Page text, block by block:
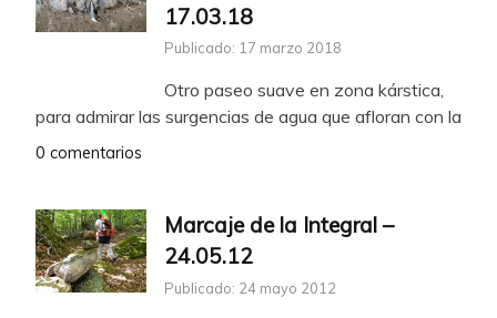
17.03.18
Publicado: 17 marzo 2018
Otro paseo suave en zona kárstica,
para admirar las surgencias de agua que afloran con la
0 comentarios
Marcaje de la Integral –
24.05.12
Publicado: 24 mayo 2012